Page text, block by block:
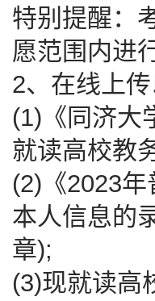
特别提醒：
愿范围内进
2、在线上
(1)《同济大
就读高校教
(2)《2023
本人信息的
章);
(3)现就读高